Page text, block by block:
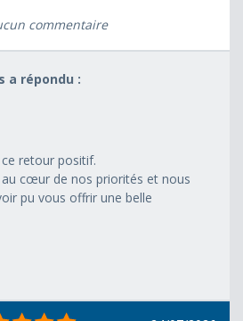
commentaire
a répondu :
retour positif.
cœur de nos priorités et nous
pu vous offrir une belle